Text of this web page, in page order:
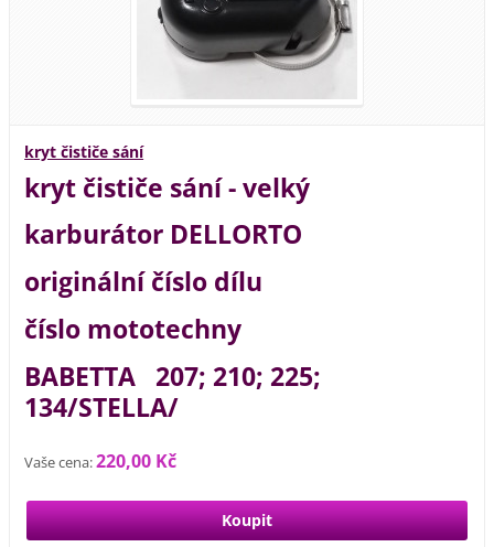
kryt čističe sání
kryt čističe sání - velký
karburátor DELLORTO
originální číslo dílu
číslo mototechny
BABETTA 207; 210; 225;
134/STELLA/
Vaše cena:220,00 Kč